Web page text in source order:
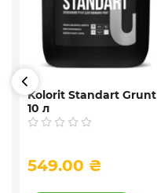
Kolorit Standart Grunt
10 л
549.00 ₴